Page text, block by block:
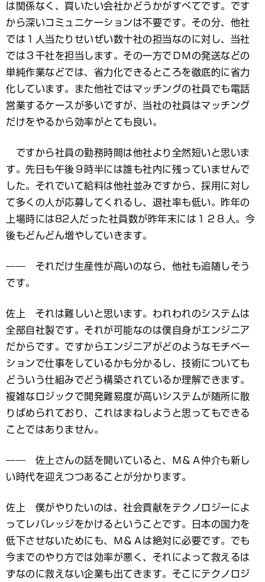
は関係なく、買いたい会社かどうかがすべてです。です
から深いコミュニケーションは不要です。その分、他社
では１人当たりせいぜい数十社の担当なのに対し、当社
では３千社を担当します。その一方でＤＭの発送などの
単純作業などでは、省力化できるところを徹底的に省力
化しています。また他社ではマッチングの社員でも電話
営業するケースが多いですが、当社の社員はマッチング
だけをやるから効率がとても良い。
ですから社員の勤務時間は他社より全然短いと思いま
す。先日も午後９時半には誰も社内に残っていませんで
した。それでいて給料は他社並みですから、採用に対し
て多くの人が応募してくれるし、退社率も低い。昨年の
上場時には82人だった社員数が昨年末には１２８人。今
後もどんどん増やしていきます。
―― それだけ生産性が高いのなら、他社も追随しそう
です。
佐上 それは難しいと思います。われわれのシステムは
全部自社製です。それが可能なのは僕自身がエンジニア
だからです。ですからエンジニアがどのようなモチベー
ションで仕事をしているかも分かるし、技術についても
どういう仕組みでどう構築されているか理解できます。
複雑なロジックで開発難易度が高いシステムが随所に散
りばめられており、これはまねしようと思ってもできる
ことではありません。
―― 佐上さんの話を聞いていると、Ｍ＆Ａ仲介も新し
い時代を迎えつつあることが分かります。
佐上 僕がやりたいのは、社会貢献をテクノロジーによ
ってレバレッジをかけるということです。日本の国力を
低下させないためにも、Ｍ＆Ａは絶対に必要です。でも
今までのやり方では効率が悪く、それによって救えるは
ずなのに救えない企業も出てきます。そこにテクノロジ